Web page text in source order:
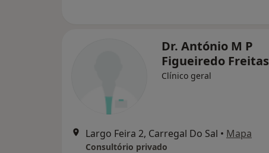
Dr. António M P
Figueiredo Freitas
Clínico geral
Largo Feira 2, Carregal Do Sal • Mapa
Consultório privado